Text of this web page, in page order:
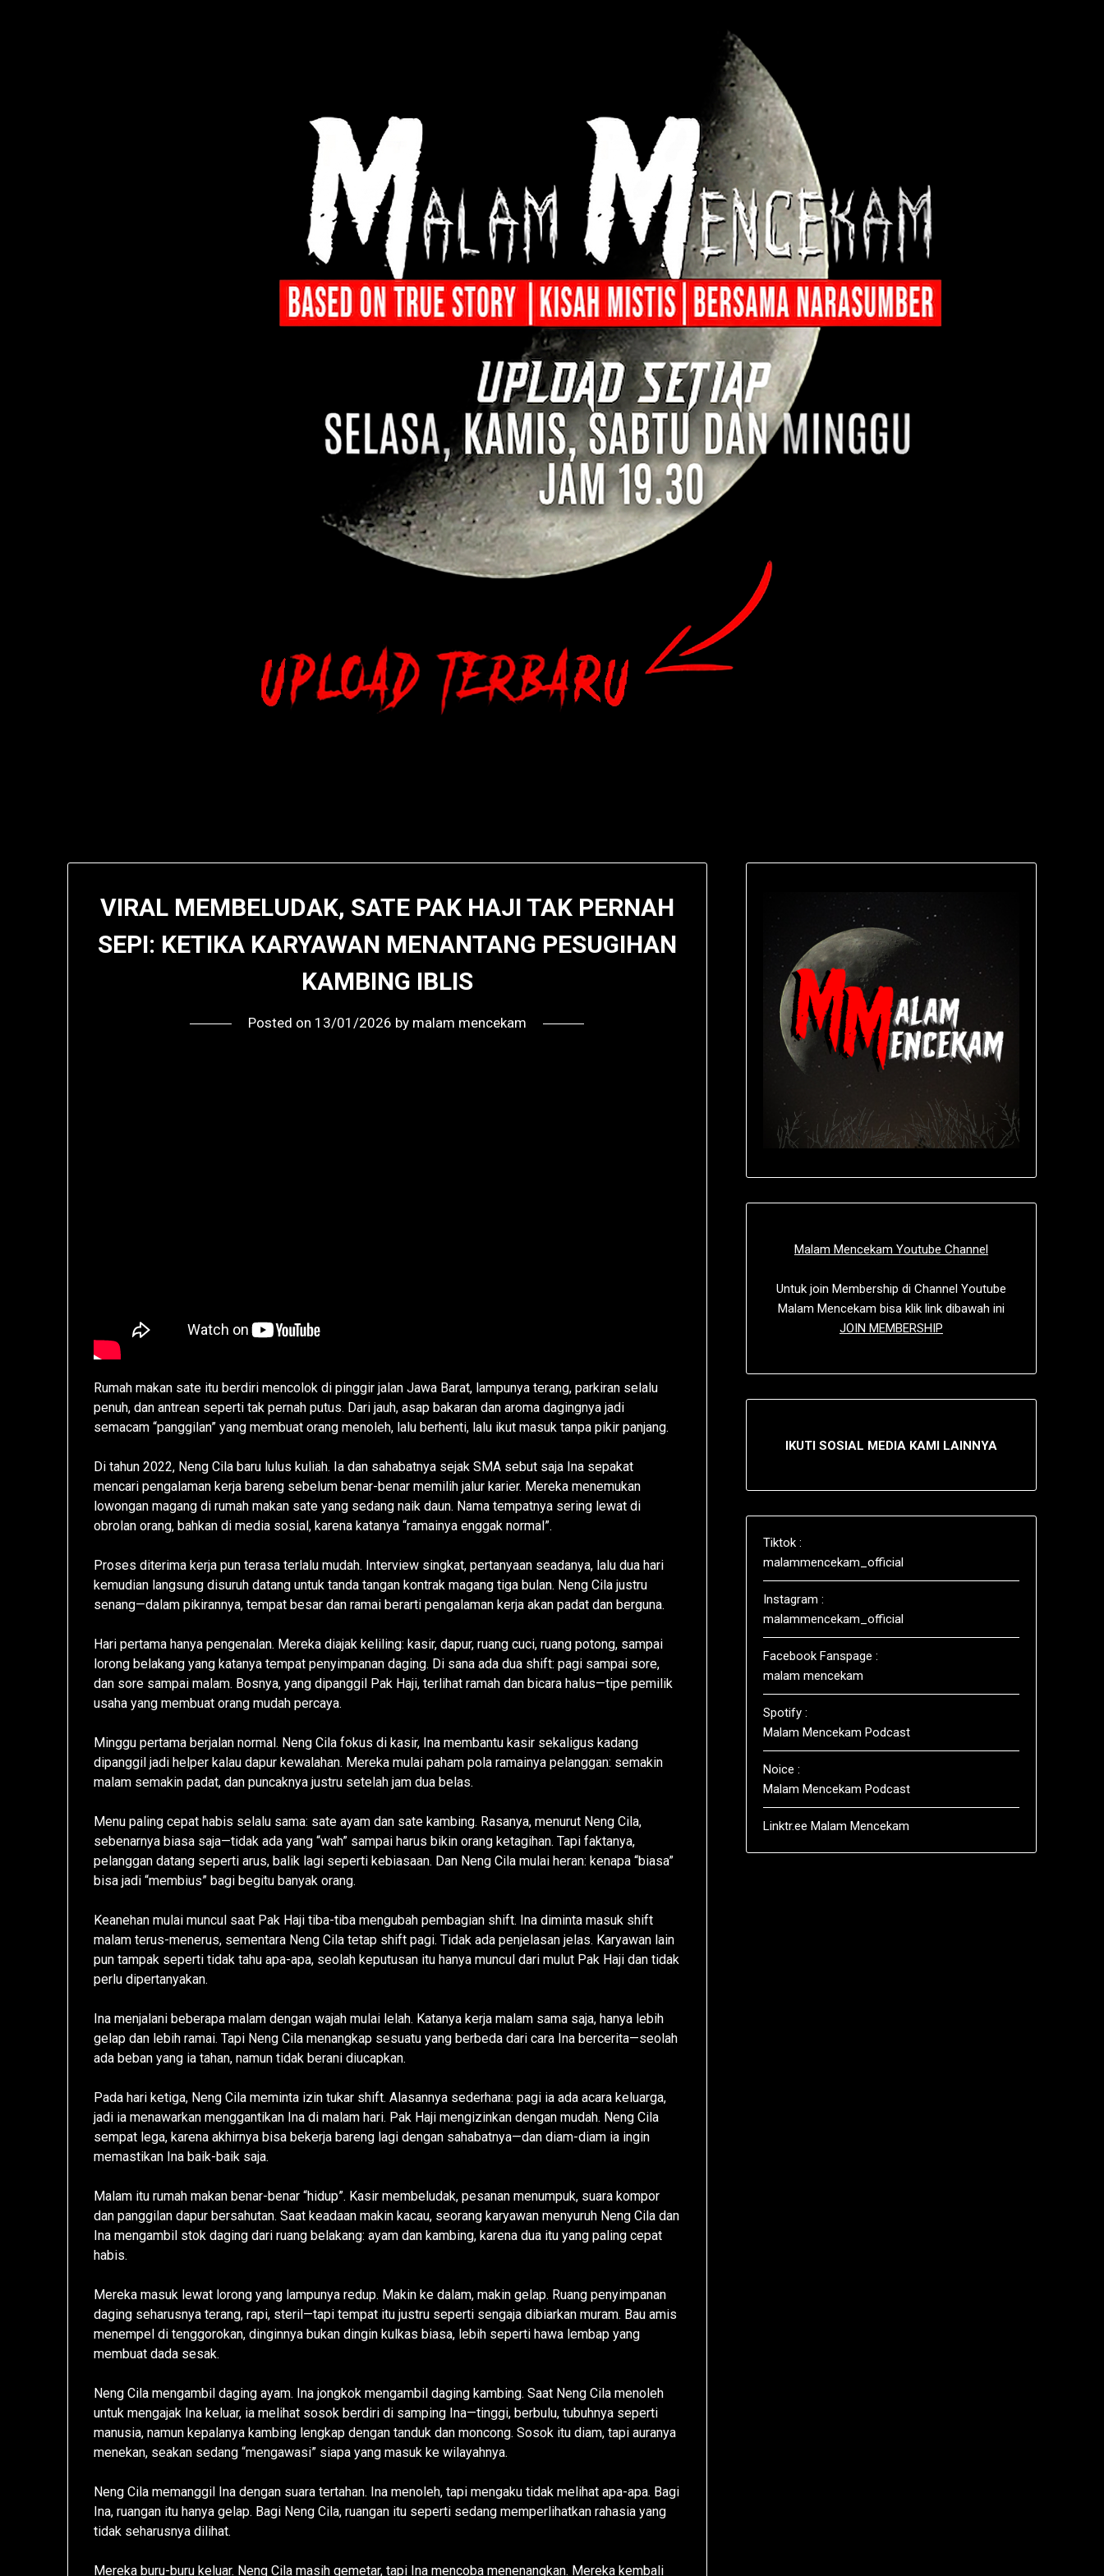
VIRAL MEMBELUDAK, SATE PAK HAJI TAK PERNAH
SEPI: KETIKA KARYAWAN MENANTANG PESUGIHAN
KAMBING IBLIS
Posted on 13/01/2026 by malam mencekam
Rumah makan sate itu berdiri mencolok di pinggir jalan Jawa Barat, lampunya terang, parkiran selalu
penuh, dan antrean seperti tak pernah putus. Dari jauh, asap bakaran dan aroma dagingnya jadi
semacam “panggilan” yang membuat orang menoleh, lalu berhenti, lalu ikut masuk tanpa pikir panjang.
Di tahun 2022, Neng Cila baru lulus kuliah. Ia dan sahabatnya sejak SMA sebut saja Ina sepakat
mencari pengalaman kerja bareng sebelum benar-benar memilih jalur karier. Mereka menemukan
lowongan magang di rumah makan sate yang sedang naik daun. Nama tempatnya sering lewat di
obrolan orang, bahkan di media sosial, karena katanya “ramainya enggak normal”.
Proses diterima kerja pun terasa terlalu mudah. Interview singkat, pertanyaan seadanya, lalu dua hari
kemudian langsung disuruh datang untuk tanda tangan kontrak magang tiga bulan. Neng Cila justru
senang—dalam pikirannya, tempat besar dan ramai berarti pengalaman kerja akan padat dan berguna.
Hari pertama hanya pengenalan. Mereka diajak keliling: kasir, dapur, ruang cuci, ruang potong, sampai
lorong belakang yang katanya tempat penyimpanan daging. Di sana ada dua shift: pagi sampai sore,
dan sore sampai malam. Bosnya, yang dipanggil Pak Haji, terlihat ramah dan bicara halus—tipe pemilik
usaha yang membuat orang mudah percaya.
Minggu pertama berjalan normal. Neng Cila fokus di kasir, Ina membantu kasir sekaligus kadang
dipanggil jadi helper kalau dapur kewalahan. Mereka mulai paham pola ramainya pelanggan: semakin
malam semakin padat, dan puncaknya justru setelah jam dua belas.
Menu paling cepat habis selalu sama: sate ayam dan sate kambing. Rasanya, menurut Neng Cila,
sebenarnya biasa saja—tidak ada yang “wah” sampai harus bikin orang ketagihan. Tapi faktanya,
pelanggan datang seperti arus, balik lagi seperti kebiasaan. Dan Neng Cila mulai heran: kenapa “biasa”
bisa jadi “membius” bagi begitu banyak orang.
Keanehan mulai muncul saat Pak Haji tiba-tiba mengubah pembagian shift. Ina diminta masuk shift
malam terus-menerus, sementara Neng Cila tetap shift pagi. Tidak ada penjelasan jelas. Karyawan lain
pun tampak seperti tidak tahu apa-apa, seolah keputusan itu hanya muncul dari mulut Pak Haji dan tidak
perlu dipertanyakan.
Ina menjalani beberapa malam dengan wajah mulai lelah. Katanya kerja malam sama saja, hanya lebih
gelap dan lebih ramai. Tapi Neng Cila menangkap sesuatu yang berbeda dari cara Ina bercerita—seolah
ada beban yang ia tahan, namun tidak berani diucapkan.
Pada hari ketiga, Neng Cila meminta izin tukar shift. Alasannya sederhana: pagi ia ada acara keluarga,
jadi ia menawarkan menggantikan Ina di malam hari. Pak Haji mengizinkan dengan mudah. Neng Cila
sempat lega, karena akhirnya bisa bekerja bareng lagi dengan sahabatnya—dan diam-diam ia ingin
memastikan Ina baik-baik saja.
Malam itu rumah makan benar-benar “hidup”. Kasir membeludak, pesanan menumpuk, suara kompor
dan panggilan dapur bersahutan. Saat keadaan makin kacau, seorang karyawan menyuruh Neng Cila dan
Ina mengambil stok daging dari ruang belakang: ayam dan kambing, karena dua itu yang paling cepat
habis.
Mereka masuk lewat lorong yang lampunya redup. Makin ke dalam, makin gelap. Ruang penyimpanan
daging seharusnya terang, rapi, steril—tapi tempat itu justru seperti sengaja dibiarkan muram. Bau amis
menempel di tenggorokan, dinginnya bukan dingin kulkas biasa, lebih seperti hawa lembap yang
membuat dada sesak.
Neng Cila mengambil daging ayam. Ina jongkok mengambil daging kambing. Saat Neng Cila menoleh
untuk mengajak Ina keluar, ia melihat sosok berdiri di samping Ina—tinggi, berbulu, tubuhnya seperti
manusia, namun kepalanya kambing lengkap dengan tanduk dan moncong. Sosok itu diam, tapi auranya
menekan, seakan sedang “mengawasi” siapa yang masuk ke wilayahnya.
Neng Cila memanggil Ina dengan suara tertahan. Ina menoleh, tapi mengaku tidak melihat apa-apa. Bagi
Ina, ruangan itu hanya gelap. Bagi Neng Cila, ruangan itu seperti sedang memperlihatkan rahasia yang
tidak seharusnya dilihat.
Mereka buru-buru keluar. Neng Cila masih gemetar, tapi Ina mencoba menenangkan. Mereka kembali
Malam Mencekam Youtube Channel
Untuk join Membership di Channel Youtube
Malam Mencekam bisa klik link dibawah ini
JOIN MEMBERSHIP
IKUTI SOSIAL MEDIA KAMI LAINNYA
Tiktok :
malammencekam_official
Instagram :
malammencekam_official
Facebook Fanspage :
malam mencekam
Spotify :
Malam Mencekam Podcast
Noice :
Malam Mencekam Podcast
Linktr.ee Malam Mencekam